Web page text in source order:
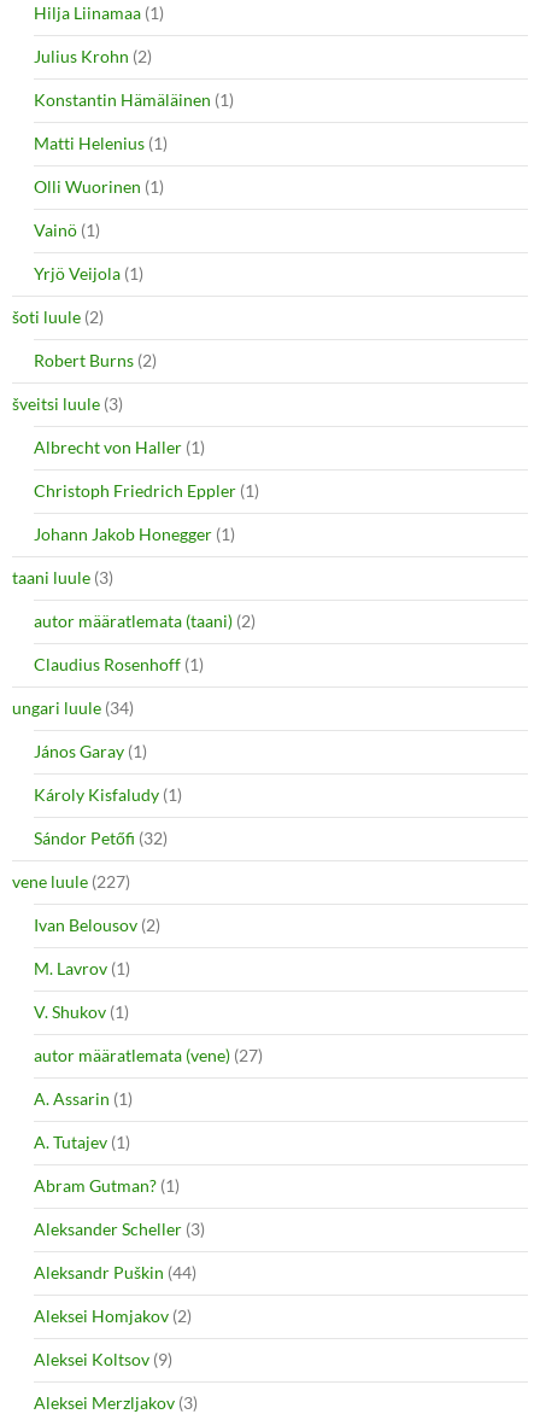
Hilja Liinamaa (1)
Julius Krohn (2)
Konstantin Hämäläinen (1)
Matti Helenius (1)
Olli Wuorinen (1)
Vainö (1)
Yrjö Veijola (1)
šoti luule (2)
Robert Burns (2)
šveitsi luule (3)
Albrecht von Haller (1)
Christoph Friedrich Eppler (1)
Johann Jakob Honegger (1)
taani luule (3)
autor määratlemata (taani) (2)
Claudius Rosenhoff (1)
ungari luule (34)
János Garay (1)
Károly Kisfaludy (1)
Sándor Petőfi (32)
vene luule (227)
Ivan Belousov (2)
M. Lavrov (1)
V. Shukov (1)
autor määratlemata (vene) (27)
A. Assarin (1)
A. Tutajev (1)
Abram Gutman? (1)
Aleksander Scheller (3)
Aleksandr Puškin (44)
Aleksei Homjakov (2)
Aleksei Koltsov (9)
Aleksei Merzljakov (3)